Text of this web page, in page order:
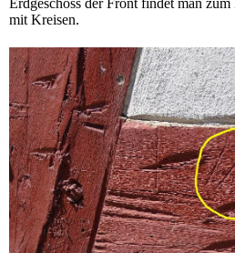
Erdgeschoss der Front findet man
mit Kreisen.